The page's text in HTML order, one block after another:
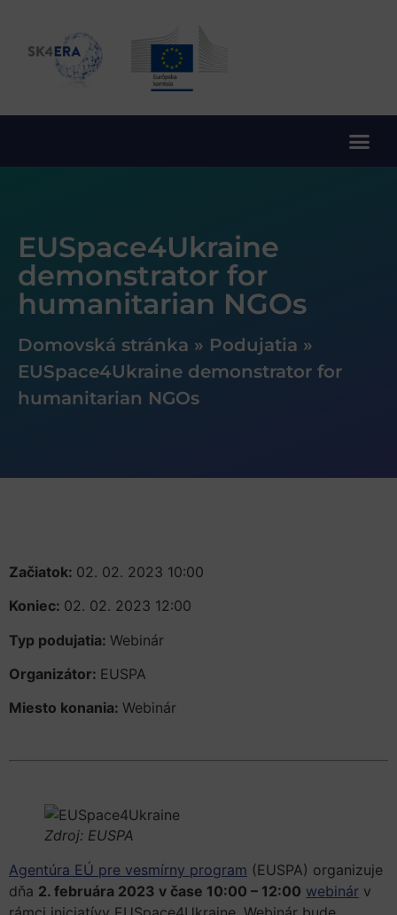
EUSpace4Ukraine
demonstrator for
humanitarian NGOs
Domovská stránka » Podujatia »
EUSpace4Ukraine demonstrator for
humanitarian NGOs
Začiatok: 02. 02. 2023 10:00
Koniec: 02. 02. 2023 12:00
Typ podujatia: Webinár
Organizátor: EUSPA
Miesto konania: Webinár
Zdroj: EUSPA
Agentúra EÚ pre vesmírny program (EUSPA) organizuje
dňa 2. februára 2023 v čase 10:00 – 12:00 webinár v